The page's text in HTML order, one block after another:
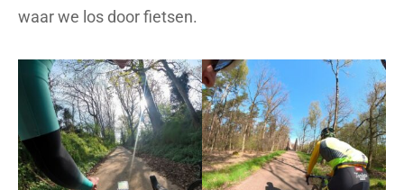
waar we los door fietsen.